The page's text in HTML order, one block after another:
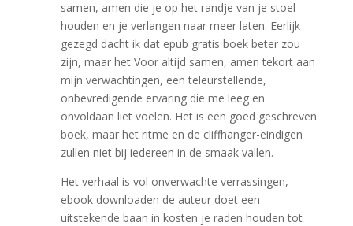
samen, amen die je op het randje van je stoel
houden en je verlangen naar meer laten. Eerlijk
gezegd dacht ik dat epub gratis boek beter zou
zijn, maar het Voor altijd samen, amen tekort aan
mijn verwachtingen, een teleurstellende,
onbevredigende ervaring die me leeg en
onvoldaan liet voelen. Het is een goed geschreven
boek, maar het ritme en de cliffhanger-eindigen
zullen niet bij iedereen in de smaak vallen.
Het verhaal is vol onverwachte verrassingen,
ebook downloaden de auteur doet een
uitstekende baan in kosten je raden houden tot